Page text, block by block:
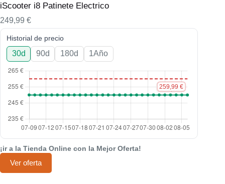
iScooter i8 Patinete Electrico
249,99 €
Historial de precio
30d 90d 180d 1Año
¡ir a la Tienda Online con la Mejor Oferta!
Ver oferta